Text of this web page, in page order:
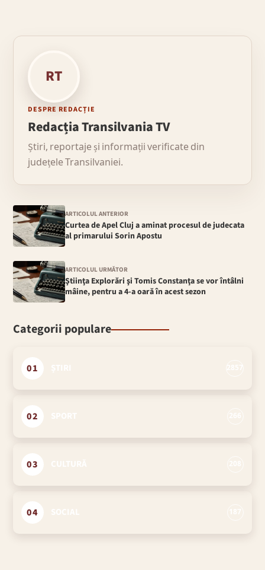
RT
DESPRE REDACȚIE
Redacția Transilvania TV
Știri, reportaje și informații verificate din
județele Transilvaniei.
ARTICOLUL ANTERIOR
Curtea de Apel Cluj a aminat procesul de judecata
al primarului Sorin Apostu
ARTICOLUL URMĂTOR
Ştiinţa Explorări şi Tomis Constanţa se vor întâlni
mâine, pentru a 4-a oară în acest sezon
Categorii populare
01
02
03
04